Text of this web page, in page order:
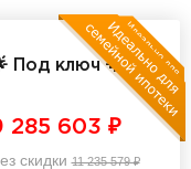
Под ключ 🌟
285 603 ₽
скидки11 235 579₽